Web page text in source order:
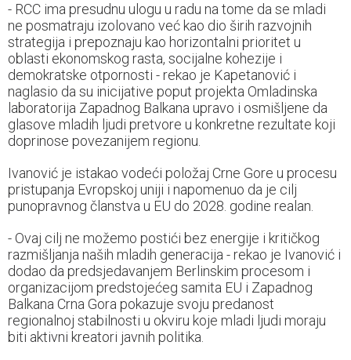
- RCC ima presudnu ulogu u radu na tome da se mladi
ne posmatraju izolovano već kao dio širih razvojnih
strategija i prepoznaju kao horizontalni prioritet u
oblasti ekonomskog rasta, socijalne kohezije i
demokratske otpornosti - rekao je Kapetanović i
naglasio da su inicijative poput projekta Omladinska
laboratorija Zapadnog Balkana upravo i osmišljene da
glasove mladih ljudi pretvore u konkretne rezultate koji
doprinose povezanijem regionu.
Ivanović je istakao vodeći položaj Crne Gore u procesu
pristupanja Evropskoj uniji i napomenuo da je cilj
punopravnog članstva u EU do 2028. godine realan.
- Ovaj cilj ne možemo postići bez energije i kritičkog
razmišljanja naših mladih generacija - rekao je Ivanović i
dodao da predsjedavanjem Berlinskim procesom i
organizacijom predstojećeg samita EU i Zapadnog
Balkana Crna Gora pokazuje svoju predanost
regionalnoj stabilnosti u okviru koje mladi ljudi moraju
biti aktivni kreatori javnih politika.